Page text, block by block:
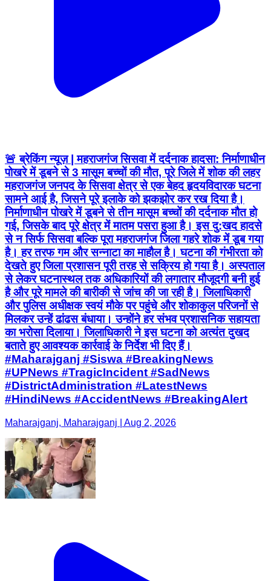
🚨 ब्रेकिंग न्यूज़ | महराजगंज सिसवा में दर्दनाक हादसा: निर्माणाधीन
पोखरे में डूबने से 3 मासूम बच्चों की मौत, पूरे जिले में शोक की लहर
महराजगंज जनपद के सिसवा क्षेत्र से एक बेहद हृदयविदारक घटना
सामने आई है, जिसने पूरे इलाके को झकझोर कर रख दिया है।
निर्माणाधीन पोखरे में डूबने से तीन मासूम बच्चों की दर्दनाक मौत हो
गई, जिसके बाद पूरे क्षेत्र में मातम पसरा हुआ है। इस दु:खद हादसे
से न सिर्फ सिसवा बल्कि पूरा महराजगंज जिला गहरे शोक में डूब गया
है। हर तरफ गम और सन्नाटा का माहौल है। घटना की गंभीरता को
देखते हुए जिला प्रशासन पूरी तरह से सक्रिय हो गया है। अस्पताल
से लेकर घटनास्थल तक अधिकारियों की लगातार मौजूदगी बनी हुई
है और पूरे मामले की बारीकी से जांच की जा रही है। जिलाधिकारी
और पुलिस अधीक्षक स्वयं मौके पर पहुंचे और शोकाकुल परिजनों से
मिलकर उन्हें ढांढस बंधाया। उन्होंने हर संभव प्रशासनिक सहायता
का भरोसा दिलाया। जिलाधिकारी ने इस घटना को अत्यंत दुखद
बताते हुए आवश्यक कार्रवाई के निर्देश भी दिए हैं।
#Maharajganj #Siswa #BreakingNews
#UPNews #TragicIncident #SadNews
#DistrictAdministration #LatestNews
#HindiNews #AccidentNews #BreakingAlert
Maharajganj, Maharajganj | Aug 2, 2026